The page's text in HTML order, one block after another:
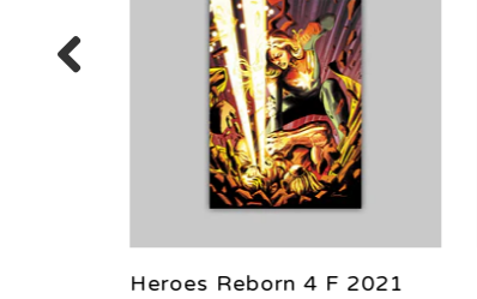
Heroes Reborn 4 F 2021